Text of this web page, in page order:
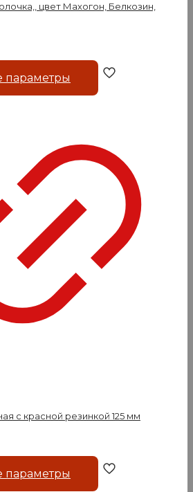
цвет Махогон, Белкозин,
параметры
Этот
можно
выбрать
на
странице
товара.
с красной резинкой 125 мм
параметры
Этот